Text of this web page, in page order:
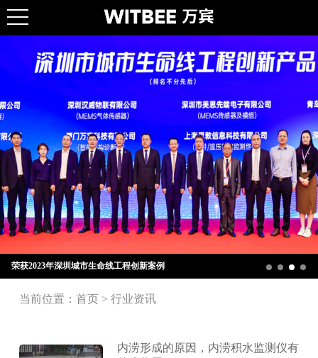
荣获2023年深圳城市生命线工程创新案例
当前位置： 首页> 行业资讯
内涝形成的原因，内涝积水监测仪有